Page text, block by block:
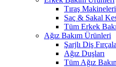
Tıraş Makineleri
Saç & Sakal
Tüm Erkek
Ağız Bakım Ürünleri
Şarjlı Diş
Ağız Duşları
Tüm Ağız